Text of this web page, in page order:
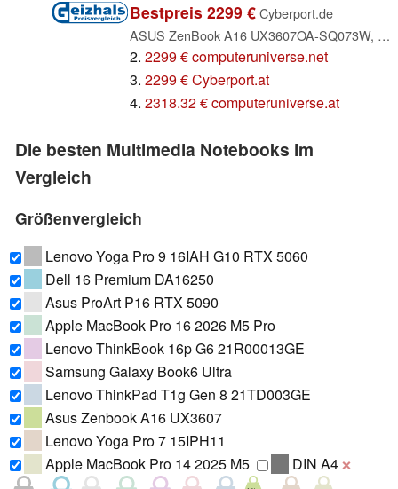
Bestpreis 2299 € Cyberport.de
ASUS ZenBook A16 UX3607OA-SQ073W, Zabriskie Beige, Snapdragon X2 Elite Extreme - X2E-94-100, 48GB RAM, 1TB SSD, DE (90NB17W1-M00550)
2. 2299 € computeruniverse.net
3. 2299 € Cyberport.at
4. 2318.32 € computeruniverse.at
Die besten Multimedia Notebooks im
Vergleich
Größenvergleich
Lenovo Yoga Pro 9 16IAH G10 RTX 5060
Dell 16 Premium DA16250
Asus ProArt P16 RTX 5090
Apple MacBook Pro 16 2026 M5 Pro
Lenovo ThinkBook 16p G6 21R00013GE
Samsung Galaxy Book6 Ultra
Lenovo ThinkPad T1g Gen 8 21TD003GE
Asus Zenbook A16 UX3607
Lenovo Yoga Pro 7 15IPH11
Apple MacBook Pro 14 2025 M5
DIN A4 ❌